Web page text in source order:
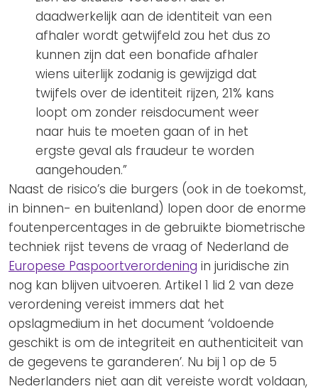
daadwerkelijk aan de identiteit van een
afhaler wordt getwijfeld zou het dus zo
kunnen zijn dat een bonafide afhaler
wiens uiterlijk zodanig is gewijzigd dat
twijfels over de identiteit rijzen, 21% kans
loopt om zonder reisdocument weer
naar huis te moeten gaan of in het
ergste geval als fraudeur te worden
aangehouden.”
Naast de risico’s die burgers (ook in de toekomst,
in binnen- en buitenland) lopen door de enorme
foutenpercentages in de gebruikte biometrische
techniek rijst tevens de vraag of Nederland de
Europese Paspoortverordening in juridische zin
nog kan blijven uitvoeren. Artikel 1 lid 2 van deze
verordening vereist immers dat het
opslagmedium in het document ‘voldoende
geschikt is om de integriteit en authenticiteit van
de gegevens te garanderen’. Nu bij 1 op de 5
Nederlanders niet aan dit vereiste wordt voldaan,